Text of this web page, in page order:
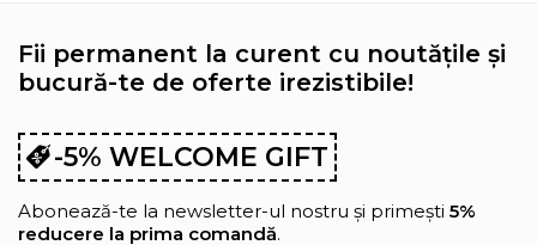
Fii permanent la curent cu noutățile și
bucură-te de oferte irezistibile!
-5% WELCOME GIFT
Abonează-te la newsletter-ul nostru și primești 5%
reducere la prima comandă.